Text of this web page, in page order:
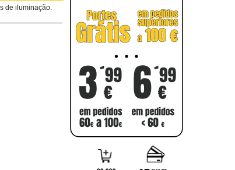
de iluminação.